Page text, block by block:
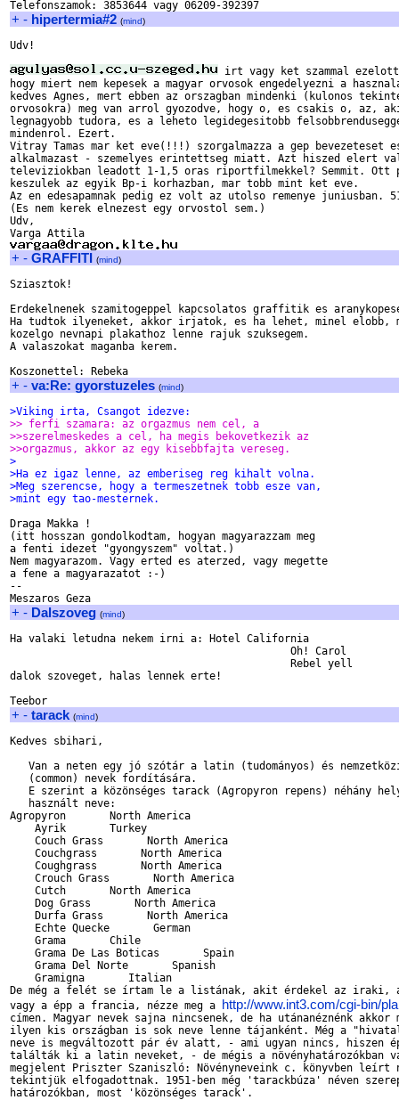
+ - hipertermia#2 (mind)
Udv!
irt vagy ket szammal
hogy miert nem kepesek a magyar orvosok engedelyezni a
kedves Agnes, mert ebben az orszagban mindenki (kulonos
orvosokra) meg van arrol gyozodve, hogy o, es csakis o, az, aki
legnagyobb tudora, es a leheto legidegesitobb
mindenrol. Ezert.
Vitray Tamas mar ket eve(!!!) szorgalmazza a gep bevezeteset
alkalmazast - szemelyes erintettseg miatt. Azt hiszed elert
televiziokban leadott 1-1,5 oras riportfilmekkel? Semmit. Ott
keszulek az egyik Bp-i korhazban, mar tobb mint ket eve.
Az en edesapamnak pedig ez volt az utolso remenye juniusban.
(Es nem kerek elnezest egy orvostol sem.)
Udv,
+ - GRAFFITI (mind)
Sziasztok!
Erdekelnenek szamitogeppel kapcsolatos graffitik es
Ha tudtok ilyeneket, akkor irjatok, es ha lehet, minel elobb,
kozelgo nevnapi plakathoz lenne rajuk szuksegem.
A valaszokat maganba kerem.
+ - va:Re: gyorstuzeles (mind)
>Viking irta, Csangot idezve:
>> ferfi szamara: az orgazmus nem cel, a
>>szerelmeskedes a cel, ha megis bekovetkezik az
>>orgazmus, akkor az egy kisebbfajta vereseg.
>
>Ha ez igaz lenne, az emberiseg reg kihalt volna.
>Meg szerencse, hogy a termeszetnek tobb esze van,
>mint egy tao-mesternek.
Draga Makka !
(itt hosszan gondolkodtam, hogyan magyarazzam meg
a fenti idezet "gyongyszem" voltat.)
Nem magyarazom. Vagy erted es aterzed, vagy megette
a fene a magyarazatot :-)
--
+ - Dalszoveg (mind)
Ha valaki letudna nekem irni a: Hotel California
                                             Oh! Carol
                                             Rebel yell
dalok szoveget, halas lennek erte!
+ - tarack (mind)
Kedves sbihari,
Van a neten egy jó szótár a latin (tudományos) és
   (common) nevek fordítására.
E szerint a közönséges tarack (Agropyron repens) néhány
   használt neve:
Agropyron       North America
    Ayrik       Turkey
    Couch Grass       North America
    Couchgrass       North America
    Coughgrass       North America
    Crouch Grass       North America
    Cutch       North America
    Dog Grass       North America
    Durfa Grass       North America
    Echte Quecke       German
    Grama       Chile
    Grama De Las Boticas       Spain
    Grama Del Norte       Spanish
    Gramigna       Italian
De még a felét se írtam le a listának, akit érdekel az iraki,
vagy a épp a francia, nézze meg a http://www.int3.com/cgi-bin/
címen. Magyar nevek sajna nincsenek, de ha utánanéznénk akkor
ilyen kis országban is sok neve lenne tájanként. Még a
neve is megváltozott pár év alatt, - ami ugyan nincs, hiszen
találták ki a latin neveket, - de mégis a növényhatározókban
megjelent Priszter Szaniszló: Növényneveink c. könyvben leírt
tekintjük elfogadottnak. 1951-ben még 'tarackbúza' néven
határozókban, most 'közönséges tarack'.